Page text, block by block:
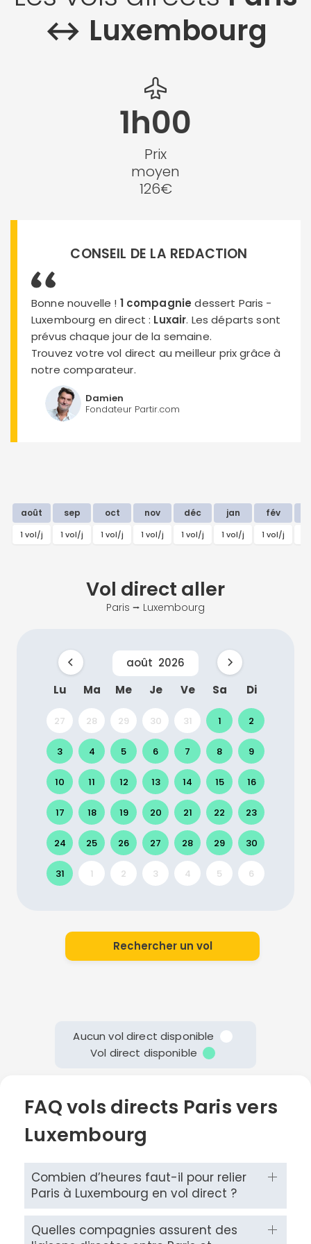
↔︎ Luxembourg
1h00
Prix
moyen
126€
CONSEIL DE LA REDACTION
Bonne nouvelle ! 1 compagnie dessert Paris -
Luxembourg en direct : Luxair. Les départs sont
prévus chaque jour de la semaine.
Trouvez votre vol direct au meilleur prix grâce à
notre comparateur.
Damien
Fondateur Partir.com
août sep oct nov déc jan fév
1 vol/j 1 vol/j 1 vol/j 1 vol/j 1 vol/j 1 vol/j 1 vol/j
Vol direct aller
Paris ⭢ Luxembourg
août 2026
Lu
Ma Me Je Ve Sa Di
27 28 29 30 31 1 2
3 4 5 6 7 8 9
10 11 12 13 14 15 16
17 18 19 20 21 22 23
24 25 26 27 28 29 30
31 1 2 3 4 5 6
Rechercher un vol
Aucun vol direct disponible
Vol direct disponible
FAQ vols directs Paris vers
Luxembourg
Combien d’heures faut-il pour relier
Paris à Luxembourg en vol direct ?
Quelles compagnies assurent des